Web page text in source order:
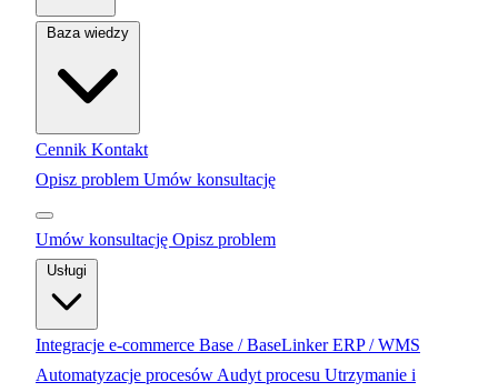
Cennik Kontakt
Opisz problem Umów konsultację
Umów konsultację Opisz problem
Integracje e-commerce Base / BaseLinkerERP / WMS
Automatyzacje procesów Audyt procesu Utrzymanie i